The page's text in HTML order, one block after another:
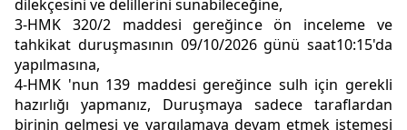
dilekçesini ve delillerini sunabileceğine,
3-HMK 320/2 maddesi gereğince ön inceleme ve
tahkikat duruşmasının 09/10/2026 günü saat10:15'da
yapılmasına,
4-HMK 'nun 139 maddesi gereğince sulh için gerekli
hazırlığı yapmanız, Duruşmaya sadece taraflardan
birinin gelmesi ve yargılamaya devam etmek istemesi